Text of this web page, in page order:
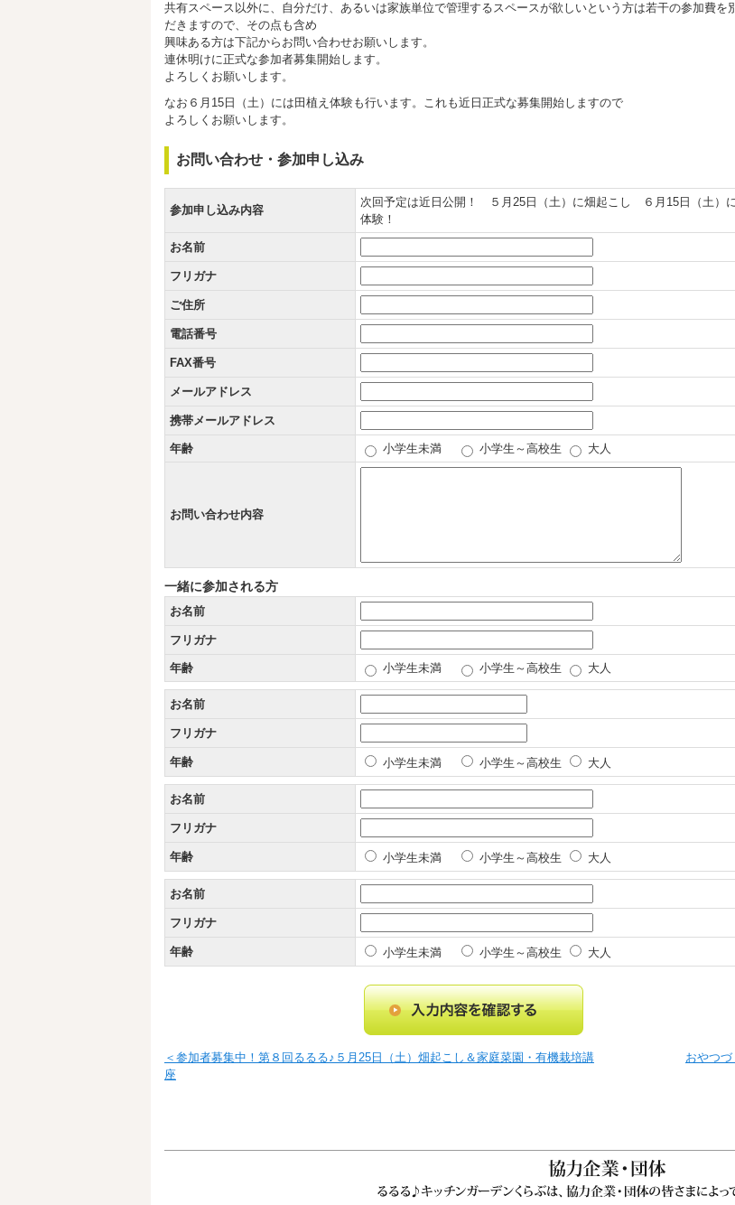
共有スペース以外に、自分だけ、あるいは家族単位で管理するスペースが欲しいという方は若干の参加費を
だきますので、その点も含め
興味ある方は下記からお問い合わせお願いします。
連休明けに正式な参加者募集開始します。
よろしくお願いします。
なお６月15日（土）には田植え体験も行います。これも近日正式な募集開始しますので
よろしくお願いします。
お問い合わせ・参加申し込み
参加申し込み内容
次回予定は近日公開！ ５月25日（土）に畑起こし ６月15日（土）
体験！
お名前
フリガナ
ご住所
電話番号
FAX番号
メールアドレス
携帯メールアドレス
年齢 小学生未満 小学生～高校生 大人
お問い合わせ内容
一緒に参加される方
お名前
フリガナ
年齢 小学生未満 小学生～高校生 大人
お名前
フリガナ
年齢 小学生未満 小学生～高校生 大人
お名前
フリガナ
年齢 小学生未満 小学生～高校生 大人
お名前
フリガナ
年齢 小学生未満 小学生～高校生 大人
おやつ
＜参加者募集中！第８回るるる♪５月25日（土）畑起こし＆家庭菜園・有機栽培講
座